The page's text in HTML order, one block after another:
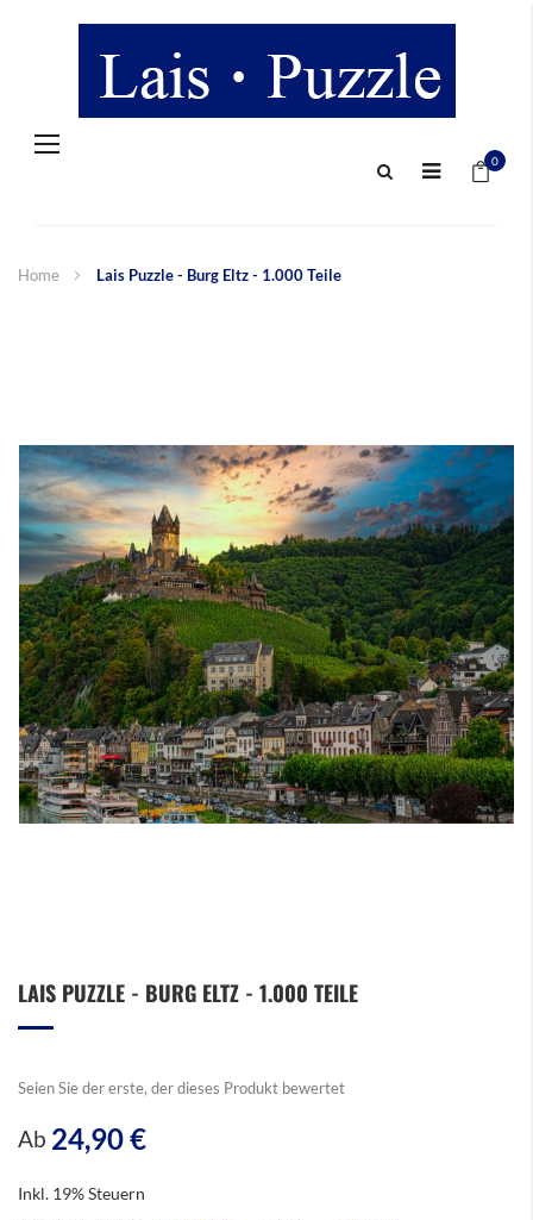
Navigation
0
Home Lais Puzzle - Burg Eltz - 1.000 Teile
Anfang
LAIS PUZZLE - BURG ELTZ - 1.000 TEILE
Seien Sie der erste, der dieses Produkt bewertet
Ab 24,90 €
Inkl. 19% Steuern